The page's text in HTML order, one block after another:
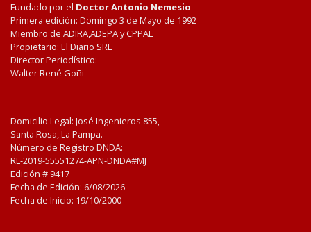
Fundado por el Doctor Antonio Nemesio
Primera edición: Domingo 3 de Mayo de 1992
Miembro de ADIRA,ADEPA y CPPAL
Propietario: El Diario SRL
Director Periodístico:
Walter René Goñi
Domicilio Legal: José Ingenieros 855,
Santa Rosa, La Pampa.
Número de Registro DNDA:
RL-2019-55551274-APN-DNDA#MJ
Edición # 9417
Fecha de Edición: 6/08/2026
Fecha de Inicio: 19/10/2000